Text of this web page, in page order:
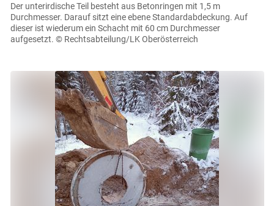
Der unterirdische Teil besteht aus Betonringen mit 1,5 m
Durchmesser. Darauf sitzt eine ebene Standardabdeckung. Auf
dieser ist wiederum ein Schacht mit 60 cm Durchmesser
aufgesetzt. © Rechtsabteilung/LK Oberösterreich